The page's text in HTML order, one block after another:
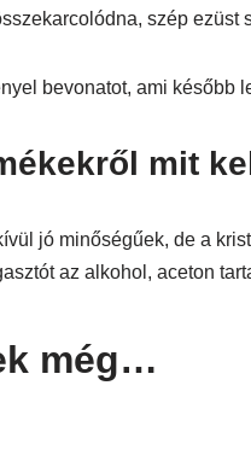
szép ezüst
bevonatot, ami később
mit
jó minőségűek, de a
az alkohol, aceton
még…